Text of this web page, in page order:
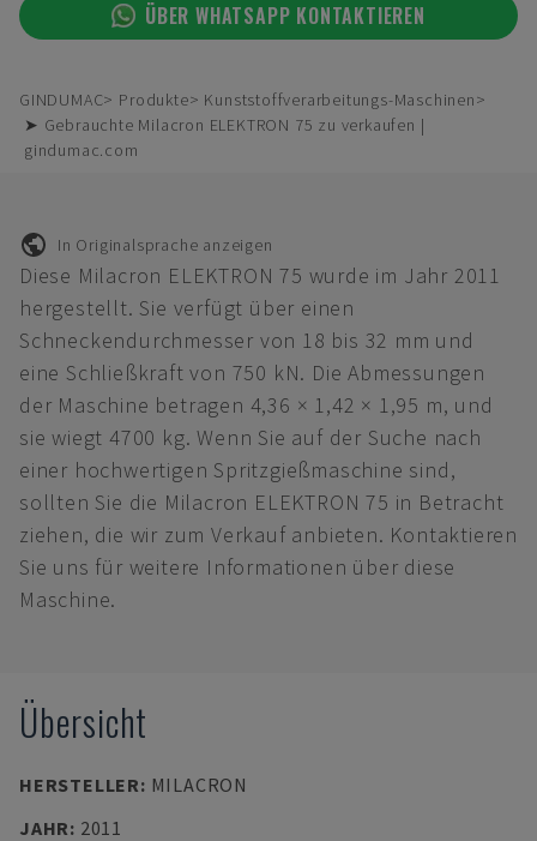
ÜBER WHATSAPP KONTAKTIEREN
GINDUMAC Produkte
Kunststoffverarbeitungs-Maschinen
➤ Gebrauchte Milacron ELEKTRON 75 zu verkaufen |
gindumac.com
In Originalsprache anzeigen
Diese Milacron ELEKTRON 75 wurde im Jahr 2011
hergestellt. Sie verfügt über einen
Schneckendurchmesser von 18 bis 32 mm und
eine Schließkraft von 750 kN. Die Abmessungen
der Maschine betragen 4,36 × 1,42 × 1,95 m, und
sie wiegt 4700 kg. Wenn Sie auf der Suche nach
einer hochwertigen Spritzgießmaschine sind,
sollten Sie die Milacron ELEKTRON 75 in Betracht
ziehen, die wir zum Verkauf anbieten. Kontaktieren
Sie uns für weitere Informationen über diese
Maschine.
Übersicht
HERSTELLER: MILACRON
JAHR: 2011